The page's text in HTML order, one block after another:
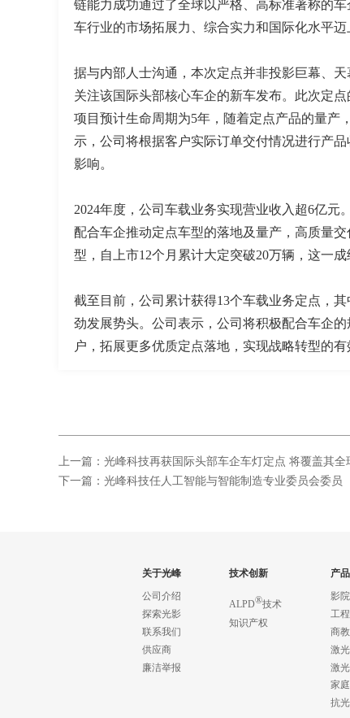
链能力成功通过了全球以严格、高标准著称的
车行业的市场拓展力、综合实力和国际化水平迈
据与内部人士沟通，本次定点并非投影巨幕、
关注该国际头部核心车企的新车发布。此次定
项目预计生命周期为5年，随着定点产品的量产
示，公司将根据客户实际订单交付情况进行产
影响。
2024年度，公司车载业务实现营业收入超6亿
配合车企推动定点车型的落地及量产，高质量
型，自上市12个月累计大定突破20万辆，这一
截至目前，公司累计获得13个车载业务定点，
劲发展势头。公司表示，公司将积极配合车企
户，拓展更多优质定点落地，实现战略转型的有
上一篇：光峰科技再获国际头部车企车灯定点 将覆盖其全
下一篇：光峰科技任人工智能与智能制造专业委员会委员
关于光峰
公司介绍
探索光影
联系我们
供应商
廉洁举报
技术创新
ALPD®技术
知识产权
产
影
工
商
激
激
家
抗